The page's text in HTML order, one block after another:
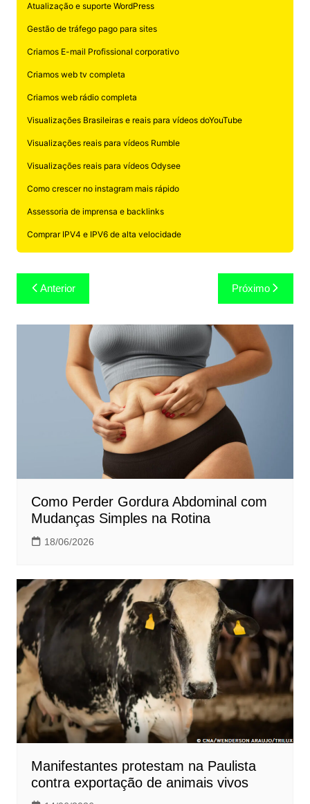
Atualização e suporte WordPress
Gestão de tráfego pago para sites
Criamos E-mail Profissional corporativo
Criamos web tv completa
Criamos web rádio completa
Visualizações Brasileiras e reais para vídeos doYouTube
Visualizações reais para vídeos Rumble
Visualizações reais para vídeos Odysee
Como crescer no instagram mais rápido
Assessoria de imprensa e backlinks
Comprar IPV4 e IPV6 de alta velocidade
Navegação
de
Post
Anterior Próximo
Como Perder Gordura Abdominal com
Mudanças Simples na Rotina
18/06/2026
Manifestantes protestam na Paulista
contra exportação de animais vivos